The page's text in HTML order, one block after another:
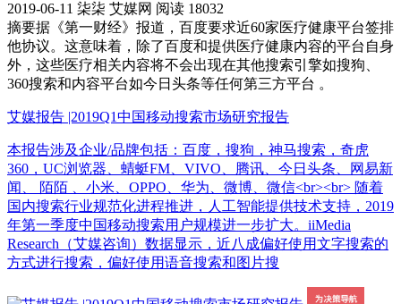
2019-06-11 柒柒 艾媒网 阅读 18032
摘要据《第一财经》报道，百度要求近60家医疗健康平台签排
他协议。这意味着，除了百度和提供医疗健康内容的平台自身
外，这些医疗相关内容将不会出现在其他搜索引擎如搜狗、
360搜索和内容平台如今日头条等任何第三方平台 。
艾媒报告 |2019Q1中国移动搜索市场研究报告
本报告涉及企业/品牌包括：百度，搜狗，神马搜索，奇虎
360，UC浏览器、蜻蜓FM、VIVO、腾讯、今日头条、网易新
闻、 陌陌 、小米、OPPO、华为、微博、微信<br><br> 随着
国内搜索行业规范化进程推进，人工智能提供技术支持，2019
年第一季度中国移动搜索用户规模进一步扩大。iiMedia
Research（艾媒咨询）数据显示，近八成偏好使用文字搜索的
方式进行搜索，偏好使用语音搜索和图片搜